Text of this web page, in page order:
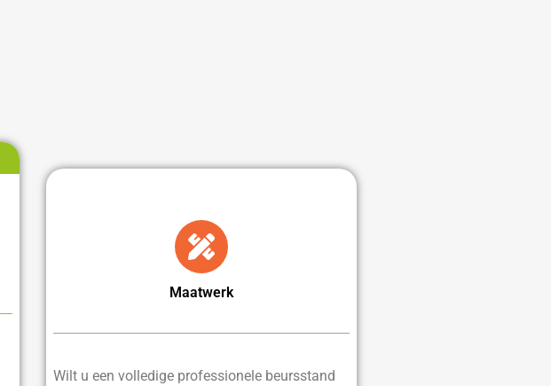
Maatwerk
Wilt u een volledige professionele beursstand